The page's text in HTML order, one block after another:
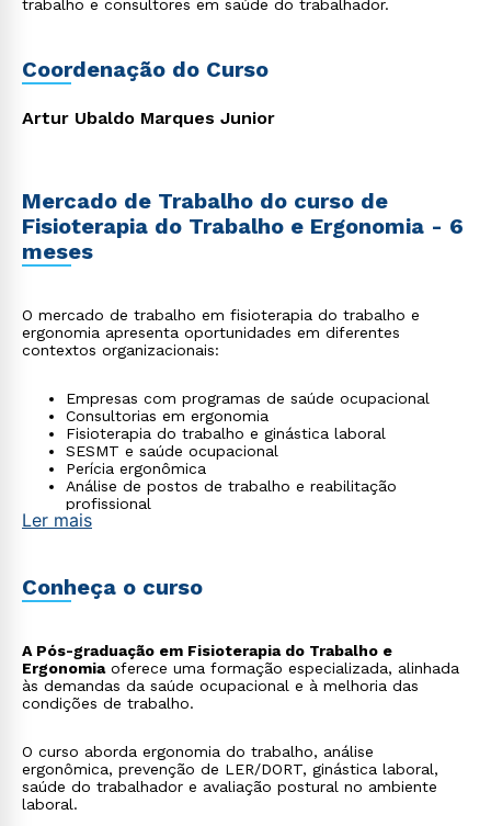
trabalho e consultores em saúde do trabalhador.
Coordenação do Curso
Artur Ubaldo Marques Junior
Mercado de Trabalho do curso de
Fisioterapia do Trabalho e Ergonomia - 6
meses
O mercado de trabalho em fisioterapia do trabalho e
ergonomia apresenta oportunidades em diferentes
contextos organizacionais:
Empresas com programas de saúde ocupacional
Consultorias em ergonomia
Fisioterapia do trabalho e ginástica laboral
SESMT e saúde ocupacional
Perícia ergonômica
Análise de postos de trabalho e reabilitação
profissional
Ler mais
Conheça o curso
A Pós-graduação em Fisioterapia do Trabalho e
Ergonomiaoferece uma formação especializada, alinhada
às demandas da saúde ocupacional e à melhoria das
condições de trabalho.
O curso aborda ergonomia do trabalho, análise
ergonômica, prevenção de LER/DORT, ginástica laboral,
saúde do trabalhador e avaliação postural no ambiente
laboral.